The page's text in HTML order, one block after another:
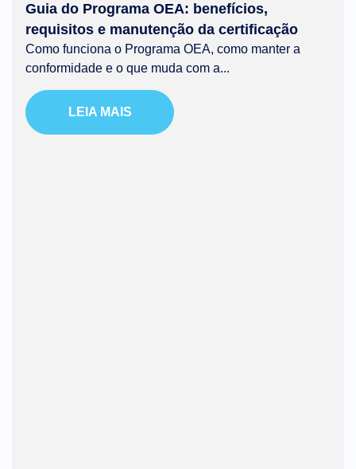
Guia do Programa OEA: benefícios,
requisitos e manutenção da certificação
Como funciona o Programa OEA, como manter a
conformidade e o que muda com a...
LEIA MAIS